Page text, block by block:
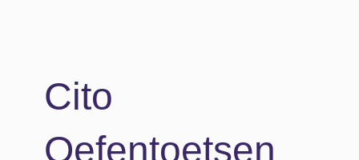
Cito
Oefentoetsen